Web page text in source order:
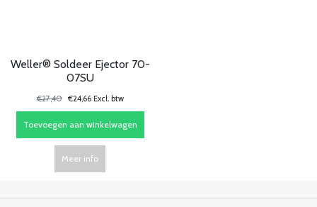
Weller® Soldeer Ejector 70-
07SU
€27,40 €24,66 Excl. btw
Toevoegen aan winkelwagen
Meer info